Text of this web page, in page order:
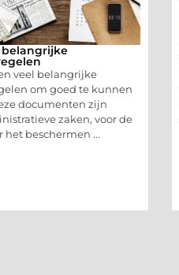
veel belangrijke
om goed te kunnen
documenten zijn
zaken, voor de
het beschermen ...